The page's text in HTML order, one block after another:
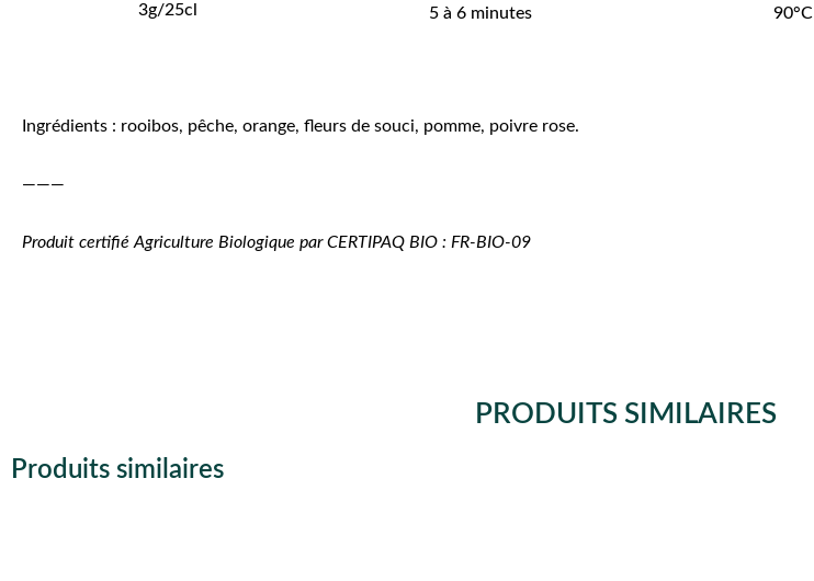
3g/25cl 5 à 6 minutes 90°C
Ingrédients : rooibos, pêche, orange, fleurs de souci, pomme, poivre rose.
———
Produit certifié Agriculture Biologique par CERTIPAQ BIO : FR-BIO-09
PRODUITS SIMILAIRES
Produits similaires